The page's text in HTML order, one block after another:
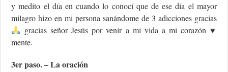
y medito el día en cuando lo conocí que de ese día el mayor
milagro hizo en mi persona sanándome de 3 adicciones gracias
gracias señor Jesús por venir a mi vida a mi corazón ♥️
mente.
3er paso. – La oración